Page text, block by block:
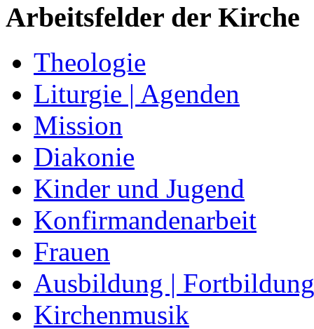
Arbeitsfelder der Kirche
Theologie
Liturgie | Agenden
Mission
Diakonie
Kinder und Jugend
Konfirmandenarbeit
Frauen
Ausbildung | Fortbildung
Kirchenmusik